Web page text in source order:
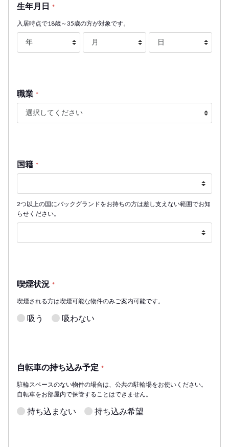
生年月日 *
入居時点で18歳～35歳の方が対象です。
職業 *
国籍 *
2つ以上の国にバックグランドをお持ちの方は差し支えない範囲でお知
らせください。
喫煙状況 *
喫煙される方は喫煙可能な物件のみご案内可能です。
吸う 吸わない
自転車の持ち込み予定 *
駐輪スペースのない物件の場合は、公共の駐輪場をお使いください。
自転車をお部屋内で保管することはできません。
持ち込まない 持ち込み希望